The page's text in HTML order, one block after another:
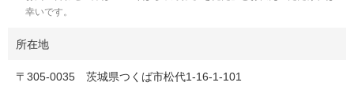
幸いです。
所在地
〒 305-0035 茨城県つくば市松代1-16-1-101